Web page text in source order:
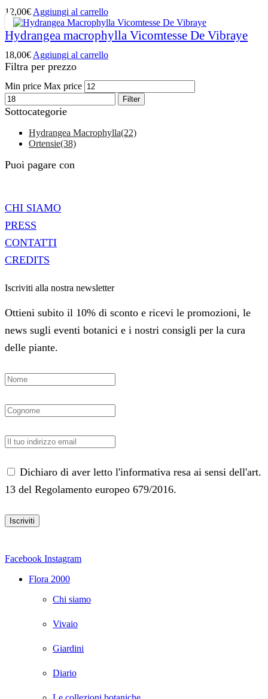
12,00€ Aggiungi al carrello
Hydrangea macrophylla Vicomtesse De Vibraye
18,00€ Aggiungi al carrello
Filtra per prezzo
Min price Max price
Filter
Sottocategorie
Hydrangea Macrophylla(22)
Ortensie(38)
Puoi pagare con
CHI SIAMO
PRESS
CONTATTI
CREDITS
Iscriviti alla nostra newsletter
Ottieni subito il 10% di sconto e ricevi le promozioni, le
news sugli eventi botanici e i nostri consigli per la cura
delle piante.
Dichiaro di aver letto l'informativa resa ai sensi dell'art.
13 del Regolamento europeo 679/2016.
Facebook Instagram
Flora 2000
Chi siamo
Vivaio
Giardini
Diario